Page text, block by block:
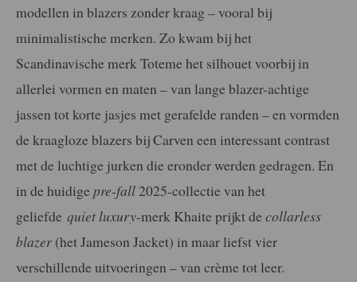
modellen in blazers zonder kraag – vooral bij
minimalistische merken. Zo kwam bij het
Scandinavische merk Toteme het silhouet voorbij in
allerlei vormen en maten – van lange blazer-achtige
jassen tot korte jasjes met gerafelde randen – en vormden
de kraagloze blazers bij Carven een interessant contrast
met de luchtige jurken die eronder werden gedragen. En
in de huidige pre-fall2025-collectie van het
geliefde quiet luxury-merk Khaite prijkt de collarless
blazer (het Jameson Jacket) in maar liefst vier
verschillende uitvoeringen – van crème tot leer.